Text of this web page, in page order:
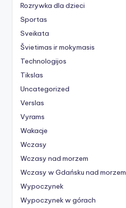
Rozrywka dla dzieci
Sportas
Sveikata
Švietimas ir mokymasis
Technologijos
Tikslas
Uncategorized
Verslas
Vyrams
Wakacje
Wczasy
Wczasy nad morzem
Wczasy w Gdańsku nad morzem
Wypoczynek
Wypoczynek w górach